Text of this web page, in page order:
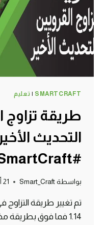
SMARTCRAFT
| تعليم
طريقة تزاوج
التحديث
#SmartCraft
بواسطة Smart_Craft 21 أغسطس، 2019
تم تغيير طريقة
1.14 فما فوق بطريقة